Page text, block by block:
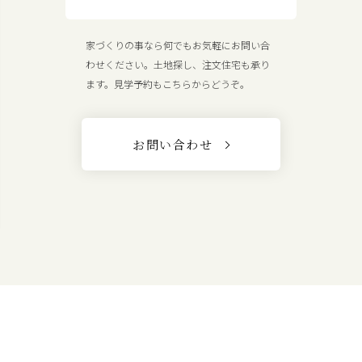
家づくりの事なら何でもお気軽にお問い合
わせください。土地探し、注文住宅も承り
ます。見学予約もこちらからどうぞ。
お問い合わせ